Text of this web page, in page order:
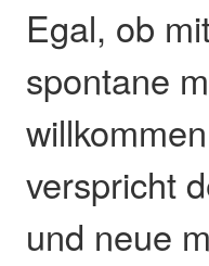
Egal, ob
spontane
verspricht
und neue